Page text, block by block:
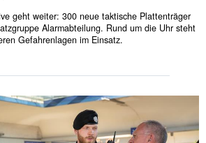
geht weiter: 300 neue taktische Plattenträger
Alarmabteilung. Rund um die Uhr steht
Gefahrenlagen im Einsatz.